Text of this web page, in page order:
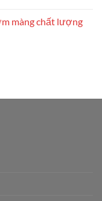
màng chất lượng